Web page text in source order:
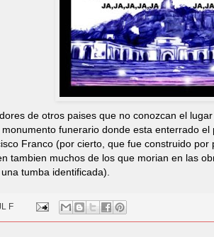
de otros paises que no conozcan el
funerario donde esta enterrado
Franco (por cierto, que fue construido
tambien muchos de los que morian en las
tumba identificada).
F